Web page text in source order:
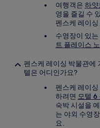
여행객은 하얏
영을 즐길 수
펜스케 레이
수영장이 있
트 플레이스
펜스케 레이싱 박물관에
텔은 어디인가요?
펜스케 레이
하려면 모텔 6
숙박 시설을
는 야외 수영
요.